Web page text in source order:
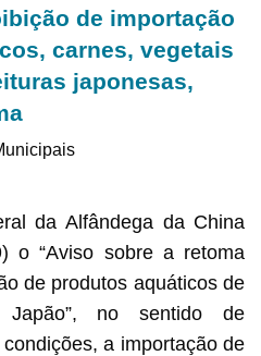
de importação
carnes, vegetais
japonesas,
da Alfândega da China
o “Aviso sobre a retoma
de produtos aquáticos de
no sentido de
a importação de